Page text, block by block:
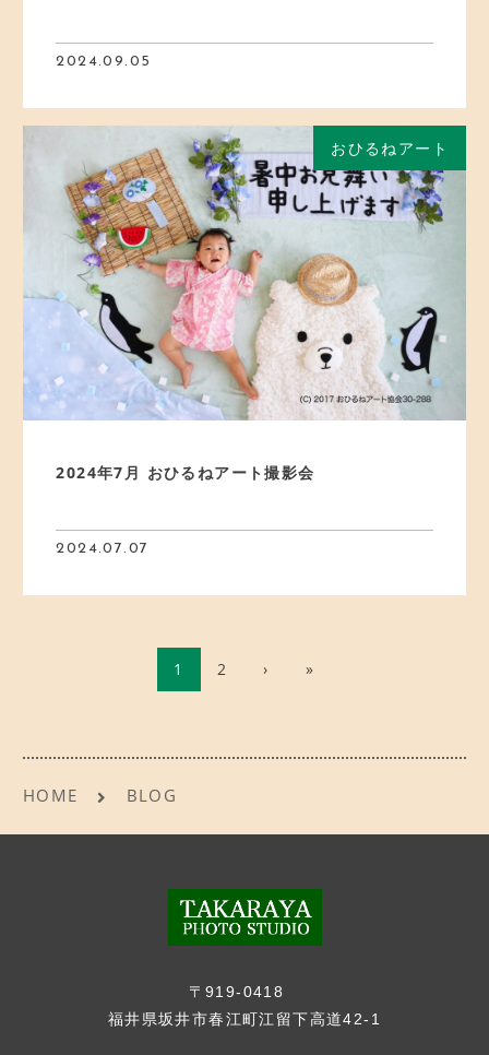
2024.09.05
おひるねアート
2024年7月 おひるねアート撮影会
2024.07.07
1 2 › »
HOME BLOG
〒919-0418
福井県坂井市春江町江留下高道42-1